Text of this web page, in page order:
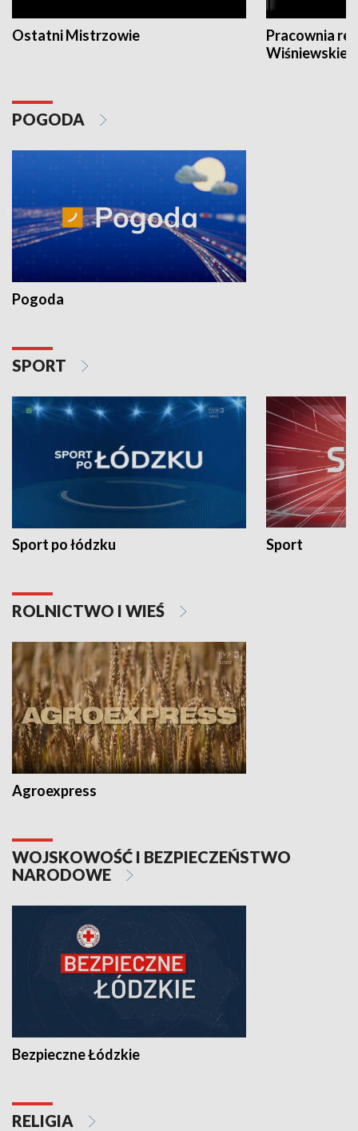
Ostatni Mistrzowie
Pracownia
POGODA
Pogoda
SPORT
Sport po łódzku Sport
ROLNICTWO I WIEŚ
Agroexpress
WOJSKOWOŚĆ I BEZPIECZEŃSTWO
NARODOWE
Bezpieczne Łódzkie
RELIGIA